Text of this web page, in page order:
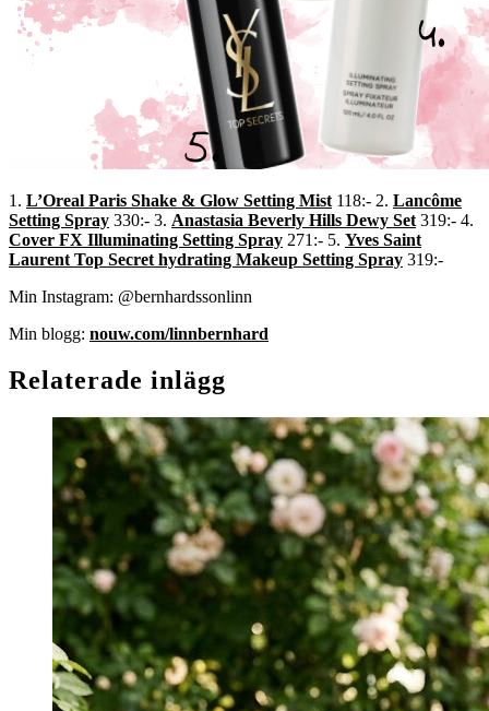
1. L’Oreal Paris Shake & Glow Setting Mist 118:- 2. Lancôme
Setting Spray 330:- 3. Anastasia Beverly Hills Dewy Set 319:- 4.
Cover FX Illuminating Setting Spray 271:- 5. Yves Saint
Laurent Top Secret hydrating Makeup Setting Spray 319:-
Min Instagram: @bernhardssonlinn
Min blogg: nouw.com/linnbernhard
Relaterade inlägg